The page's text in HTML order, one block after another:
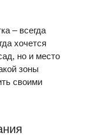
– всегда
хочется
но и место
зоны
своими